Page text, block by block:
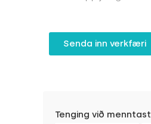
Senda inn verkfæri
Tenging við